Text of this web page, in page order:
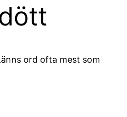
ord ofta mest som